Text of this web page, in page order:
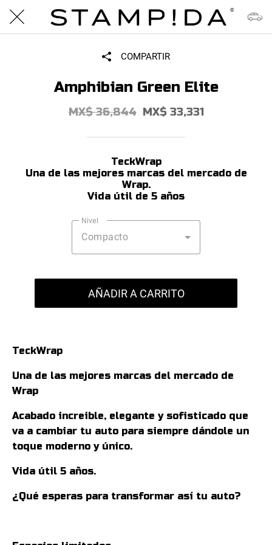
COMPARTIR
Amphibian Green Elite
MX$ 36,844 MX$ 33,331
TeckWrap
Una de las mejores marcas del mercado de
Wrap.
Vida útil de 5 años
Nivel
Compacto
AÑADIR A CARRITO
TeckWrap
Una de las mejores marcas del mercado de
Wrap
Acabado increible, elegante y sofisticado que
va a cambiar tu auto para siempre dándole un
toque moderno y único.
Vida útil 5 años.
¿Qué esperas para transformar así tu auto?